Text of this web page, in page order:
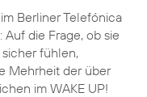
Berliner Telefónica
Auf die Frage, ob sie
fühlen,
Mehrheit der über
im WAKE UP!